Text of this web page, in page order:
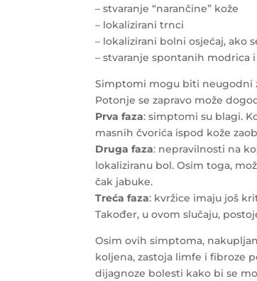
– stvaranje “narančine” kože
– lokalizirani trnci
– lokalizirani bolni osjećaj, ako
– stvaranje spontanih
Simptomi mogu biti neugodni
Potonje se zapravo može
Prva faza: simptomi su blagi.
masnih čvorića ispod kože
Druga faza: nepravilnosti na
lokaliziranu bol. Osim toga,
čak jabuke.
Treća faza: kvržice imaju još
Također, u ovom slučaju,
Osim ovih simptoma,
koljena, zastoja limfe i fibroze
dijagnoze bolesti kako bi se